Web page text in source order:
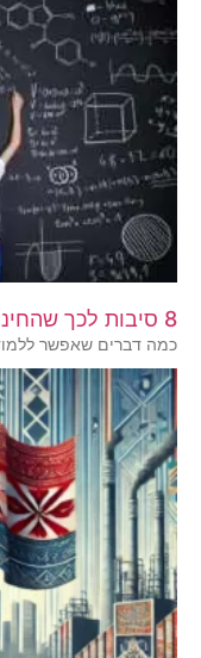
8 סיבות לכך שהחינוך בפינלנד הוא הטוב בעולם
כמה דברים שאפשר